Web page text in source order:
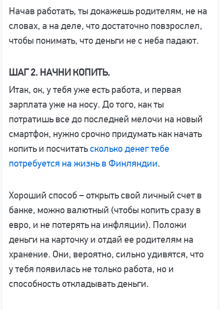
Начав работать, ты докажешь родителям, не на
словах, а на деле, что достаточно повзрослел,
чтобы понимать, что деньги не с неба падают.
ШАГ 2. НАЧНИ КОПИТЬ.
Итак, ок, у тебя уже есть работа, и первая
зарплата уже на носу. До того, как ты
потратишь все до последней мелочи на новый
смартфон, нужно срочно придумать как начать
копить и посчитатьсколько денег тебе
потребуется на жизнь в Финляндии.
Хороший способ – открыть свой личный счет в
банке, можно валютный (чтобы копить сразу в
евро, и не потерять на инфляции). Положи
деньги на карточку и отдай ее родителям на
хранение. Они, вероятно, сильно удивятся, что
у тебя появилась не только работа, но и
способность откладывать деньги.